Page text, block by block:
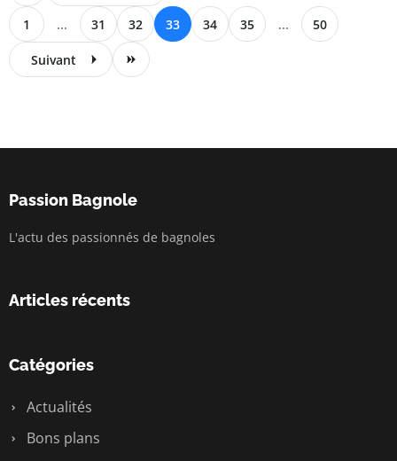
1 ... 31 32 33 34 35 ... 50
Suivant
Passion Bagnole
L'actu des passionnés de bagnoles
Articles récents
Catégories
Actualités
Bons plans